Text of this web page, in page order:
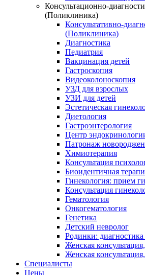
Консультационно-
(Поликлиника)
Консультативно-
(Поликлиника)
Диагностика
Педиатрия
Вакцинация детей
Гастроскопия
Видеоколоноскопия
УЗД для взрослых
УЗИ для детей
Эстетическая
Диетология
Гастроэнтерология
Центр
Патронаж
Химиотерапия
Консультация
Биоидентичная
Гинекология: прием
Консультация
Гематология
Онкогематология
Генетика
Детский невролог
Родинки:
Женская
Женская
Специалисты
Цены